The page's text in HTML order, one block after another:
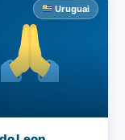
Uruguai